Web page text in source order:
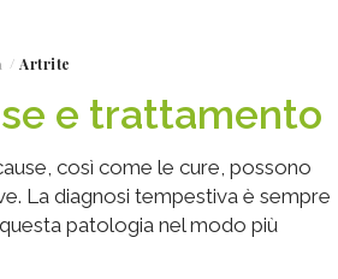
Artrite
e trattamento
così come le cure, possono
La diagnosi tempestiva è sempre
patologia nel modo più